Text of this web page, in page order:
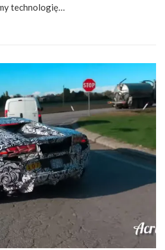
technologię…